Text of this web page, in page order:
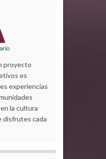
proyecto
es
experiencias
la cultura
disfrutes cada